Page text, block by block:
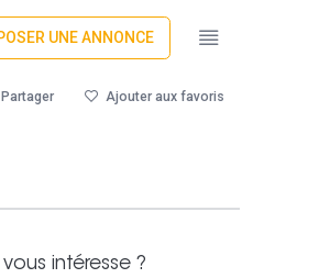
UNE ANNONCE
Partager Ajouter aux favoris
intéresse ?